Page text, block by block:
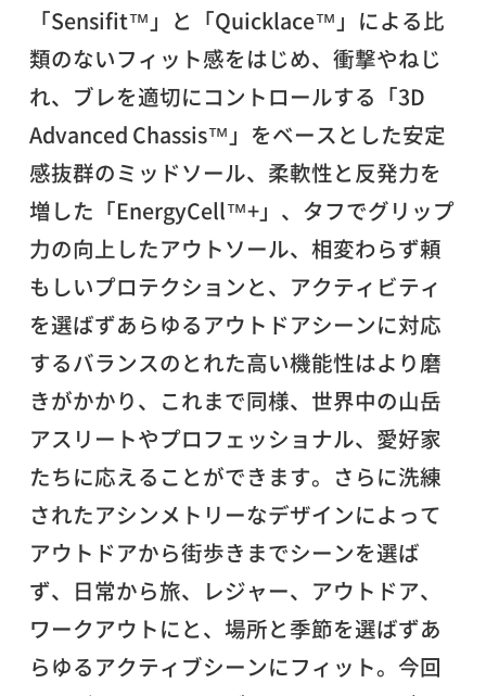
「Sensifit™」と「Quicklace™」による比
類のないフィット感をはじめ、衝撃やねじ
れ、ブレを適切にコントロールする「3D
Advanced Chassis™」をベースとした安定
感抜群のミッドソール、柔軟性と反発力を
増した「EnergyCell™+」、タフでグリップ
力の向上したアウトソール、相変わらず頼
もしいプロテクションと、アクティビティ
を選ばずあらゆるアウトドアシーンに対応
するバランスのとれた高い機能性はより磨
きがかかり、これまで同様、世界中の山岳
アスリートやプロフェッショナル、愛好家
たちに応えることができます。さらに洗練
されたアシンメトリーなデザインによって
アウトドアから街歩きまでシーンを選ば
ず、日常から旅、レジャー、アウトドア、
ワークアウトにと、場所と季節を選ばずあ
らゆるアクティブシーンにフィット。今回